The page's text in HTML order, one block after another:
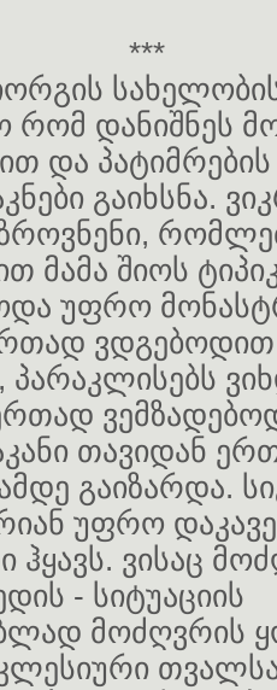
***
რომ დანიშნეს
და
გაიხსნა.
მამა შიოს
უფრო
თავიდან
გაიზარდა.
უფრო
ჰყავს. ვისაც
- სიტუაციის
მოძღვრის